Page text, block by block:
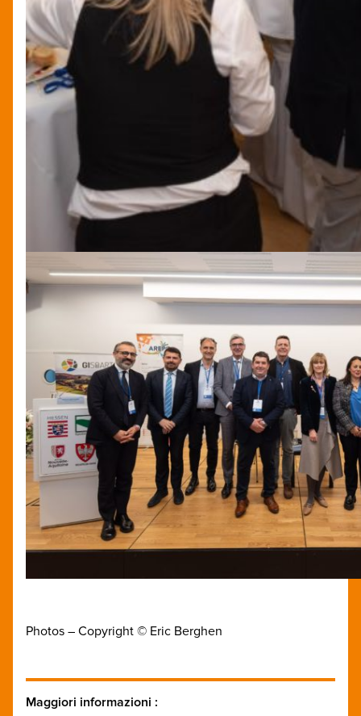
Photos – Copyright © Eric Berghen
Maggiori informazioni :